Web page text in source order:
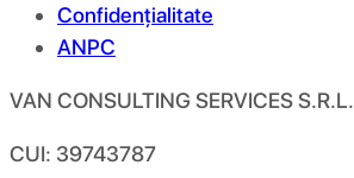
Confidențialitate
ANPC
VAN CONSULTING SERVICES S.R.L.
CUI: 39743787